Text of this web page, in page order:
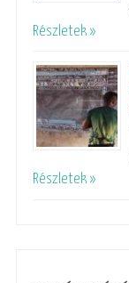
Részletek »
Részletek »